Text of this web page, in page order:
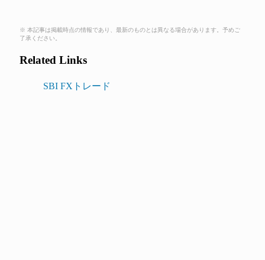
※ 本記事は掲載時点の情報であり、最新のものとは異なる場合があります。予めご
了承ください。
Related Links
SBI FXトレード